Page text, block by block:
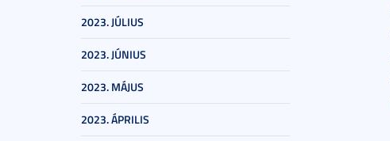
2023. JÚLIUS
2023. JÚNIUS
2023. MÁJUS
2023. ÁPRILIS